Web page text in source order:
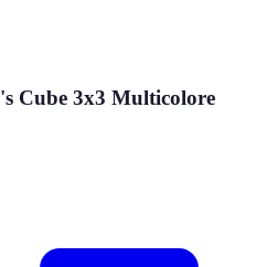
Cube 3x3 Multicolore